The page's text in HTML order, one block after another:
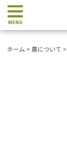
ホーム > 農について >